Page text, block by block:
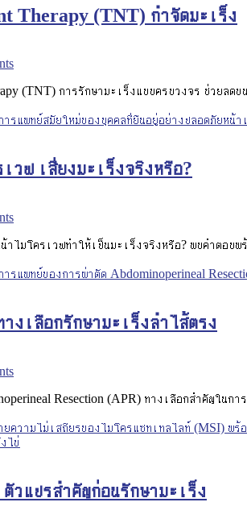
Therapy (TNT) กำจัดมะเร็ง
(TNT) การรักษามะเร็งแบบครบวงจร ช่วยลด
วฟ เสี่ยงมะเร็งจริงหรือ?
าไมโครเวฟทำให้เป็นมะเร็งจริงหรือ? พบคำตอบ
งเลือกรักษามะเร็งลำไส้ตรง
Resection (APR) ทางเลือกสำคัญในก
วแปรสำคัญก่อนรักษามะเร็ง